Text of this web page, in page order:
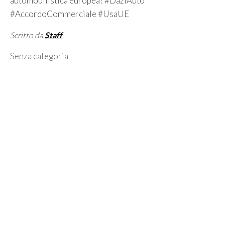
#AccordoCommerciale #UsaUE
Scritto da Staff
Categorie
Senza categoria